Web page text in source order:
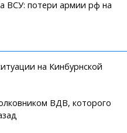
ВСУ: потери армии рф на
на Кинбурнской
ВДВ, которого